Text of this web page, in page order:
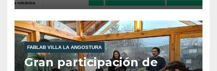
FABLAB VILLA LA ANGOSTURA
Gran participación de